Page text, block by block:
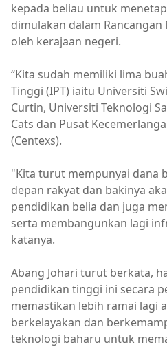
kepada beliau untuk
dimulakan dalam Rancangan
oleh kerajaan negeri.
“Kita sudah memiliki lima
Tinggi (IPT) iaitu Universiti
Curtin, Universiti Teknologi
Cats dan Pusat
(Centexs).
"Kita turut mempunyai dana
depan rakyat dan bakinya
pendidikan belia dan juga
serta membangunkan lagi
katanya.
Abang Johari turut berkata,
pendidikan tinggi ini secara
memastikan lebih ramai lagi
berkelayakan dan
teknologi baharu untuk